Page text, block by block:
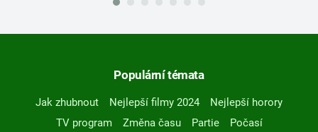
Populární témata
Jak zhubnout Nejlepší filmy 2024
Nejlepší horory
TV program
Změna času Partie
Počasí